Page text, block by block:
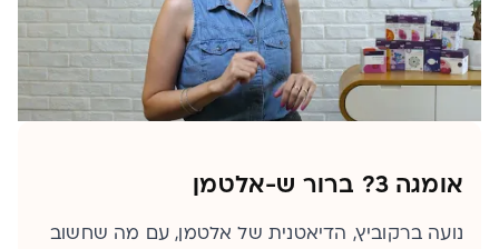
אומגה 3? ברור ש-אלטמן
נועה ברקוביץ, הדיאטנית של אלטמן, עם מה שחשוב